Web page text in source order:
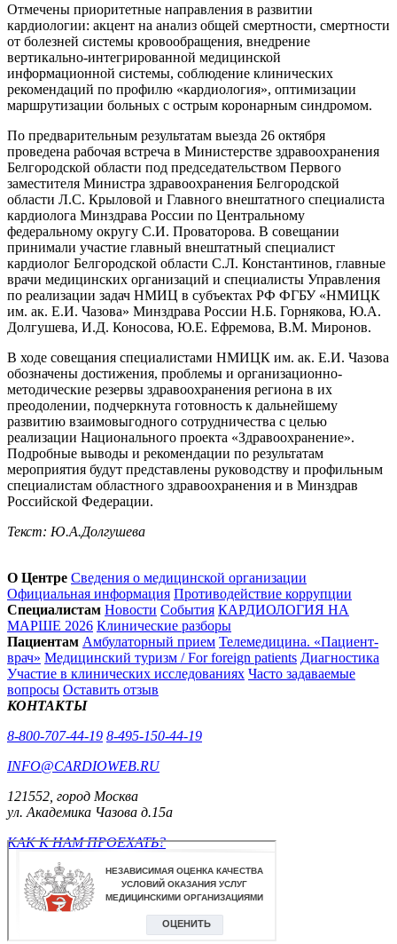
Отмечены приоритетные направления в развитии
кардиологии: акцент на анализ общей смертности, смертности
от болезней системы кровообращения, внедрение
вертикально-интегрированной медицинской
информационной системы, соблюдение клинических
рекомендаций по профилю «кардиология», оптимизации
маршрутизации больных с острым коронарным синдромом.
По предварительным результатам выезда 26 октября
проведена рабочая встреча в Министерстве здравоохранения
Белгородской области под председательством Первого
заместителя Министра здравоохранения Белгородской
области Л.С. Крыловой и Главного внештатного специалиста
кардиолога Минздрава России по Центральному
федеральному округу С.И. Проваторова. В совещании
принимали участие главный внештатный специалист
кардиолог Белгородской области С.Л. Константинов, главные
врачи медицинских организаций и специалисты Управления
по реализации задач НМИЦ в субъектах РФ ФГБУ «НМИЦК
им. ак. Е.И. Чазова» Минздрава России Н.Б. Горнякова, Ю.А.
Долгушева, И.Д. Коносова, Ю.Е. Ефремова, В.М. Миронов.
В ходе совещания специалистами НМИЦК им. ак. Е.И. Чазова
обозначены достижения, проблемы и организационно-
методические резервы здравоохранения региона в их
преодолении, подчеркнута готовность к дальнейшему
развитию взаимовыгодного сотрудничества с целью
реализации Национального проекта «Здравоохранение».
Подробные выводы и рекомендации по результатам
мероприятия будут представлены руководству и профильным
специалистам областного здравоохранения и в Минздрав
Российской Федерации.
Текст: Ю.А.Долгушева
О Центре Сведения о медицинской организации
Официальная информация Противодействие коррупции
Специалистам Новости События КАРДИОЛОГИЯ НА
МАРШЕ 2026 Клинические разборы
Пациентам Амбулаторный прием Телемедицина. «Пациент-
врач» Медицинский туризм / For foreign patients Диагностика
Участие в клинических исследованиях Часто задаваемые
вопросы Оставить отзыв
КОНТАКТЫ
8-800-707-44-19 8-495-150-44-19
INFO@CARDIOWEB.RU
121552, город Москва
ул. Академика Чазова д.15а
КАК К НАМ ПРОЕХАТЬ?